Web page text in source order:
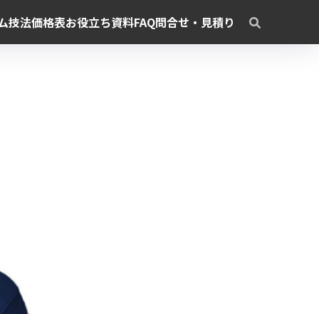
技法価格表お役立ち資料FAQ問合せ・見積り